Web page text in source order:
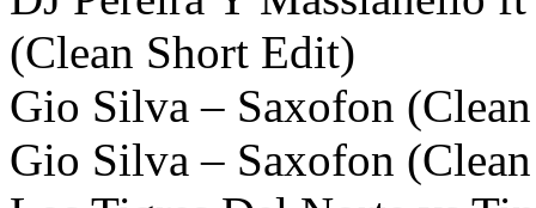
(Clean Short Edit)
Gio Silva – Saxofon
Gio Silva – Saxofon